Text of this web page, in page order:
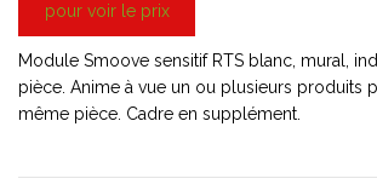
pour voir le prix
Module Smoove sensitif RTS blanc, mural,
pièce. Anime à vue un ou plusieurs produits
même pièce. Cadre en supplément.